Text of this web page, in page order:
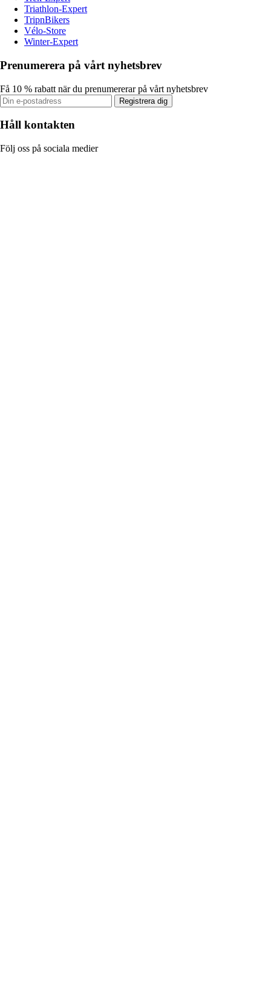
Triathlon-Expert
TripnBikers
Vélo-Store
Winter-Expert
Prenumerera på vårt nyhetsbrev
Få 10 % rabatt när du prenumererar på vårt nyhetsbrev
Registrera dig
Håll kontakten
Följ oss på sociala medier